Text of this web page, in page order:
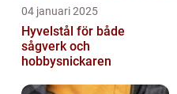
04 januari 2025
Hyvelstål för både
sågverk och
hobbysnickaren